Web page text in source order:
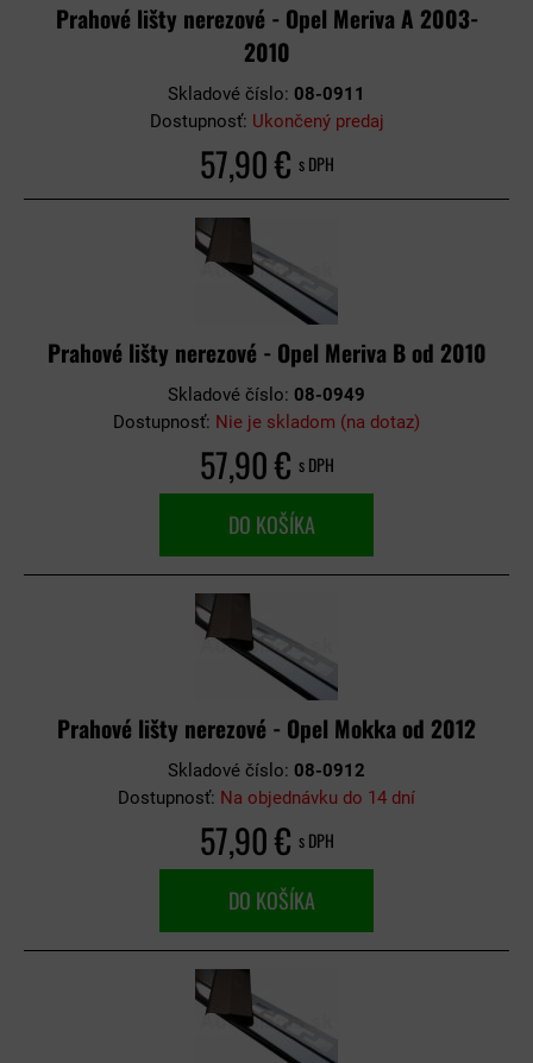
Prahové lišty nerezové - Opel Meriva A 2003-
2010
Skladové číslo: 08-0911
Dostupnosť: Ukončený predaj
57,90 € s DPH
Prahové lišty nerezové - Opel Meriva B od 2010
Skladové číslo: 08-0949
Dostupnosť: Nie je skladom (na dotaz)
57,90 € s DPH
DO KOŠÍKA
Prahové lišty nerezové - Opel Mokka od 2012
Skladové číslo: 08-0912
Dostupnosť: Na objednávku do 14 dní
57,90 € s DPH
DO KOŠÍKA